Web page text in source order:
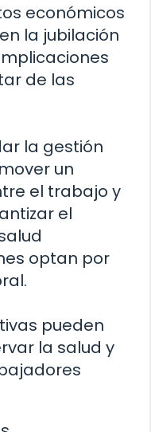
económicos
la jubilación
de las
la gestión
un
el trabajo y
el
optan por
pueden
la salud y